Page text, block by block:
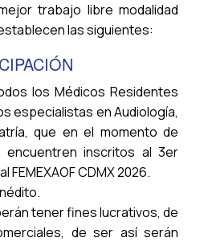
trabajo libre modalidad
las siguientes:
los Médicos Residentes
especialistas en Audiología,
que en el momento de
inscritos al 3er
CDMX 2026.
tener fines lucrativos, de
de ser así serán